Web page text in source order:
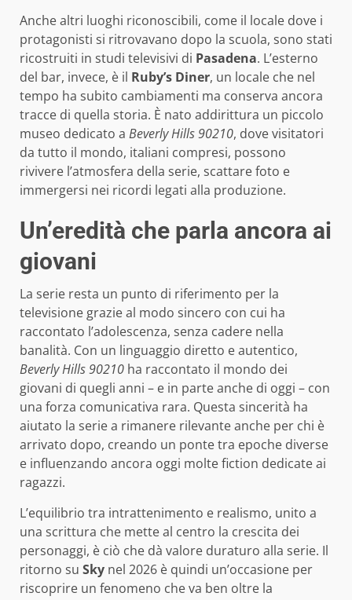
Anche altri luoghi riconoscibili, come il locale dove i
protagonisti si ritrovavano dopo la scuola, sono stati
ricostruiti in studi televisivi di Pasadena. L’esterno
del bar, invece, è il Ruby’s Diner, un locale che nel
tempo ha subito cambiamenti ma conserva ancora
tracce di quella storia. È nato addirittura un piccolo
museo dedicato a Beverly Hills 90210, dove visitatori
da tutto il mondo, italiani compresi, possono
rivivere l’atmosfera della serie, scattare foto e
immergersi nei ricordi legati alla produzione.
Un’eredità che parla ancora ai
giovani
La serie resta un punto di riferimento per la
televisione grazie al modo sincero con cui ha
raccontato l’adolescenza, senza cadere nella
banalità. Con un linguaggio diretto e autentico,
Beverly Hills 90210 ha raccontato il mondo dei
giovani di quegli anni – e in parte anche di oggi – con
una forza comunicativa rara. Questa sincerità ha
aiutato la serie a rimanere rilevante anche per chi è
arrivato dopo, creando un ponte tra epoche diverse
e influenzando ancora oggi molte fiction dedicate ai
ragazzi.
L’equilibrio tra intrattenimento e realismo, unito a
una scrittura che mette al centro la crescita dei
personaggi, è ciò che dà valore duraturo alla serie. Il
ritorno su Sky nel 2026 è quindi un’occasione per
riscoprire un fenomeno che va ben oltre la